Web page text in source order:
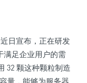
日宣布，正在研发
满足企业用户的需
32 颗这种颗粒制造
量 ，能够为服务器